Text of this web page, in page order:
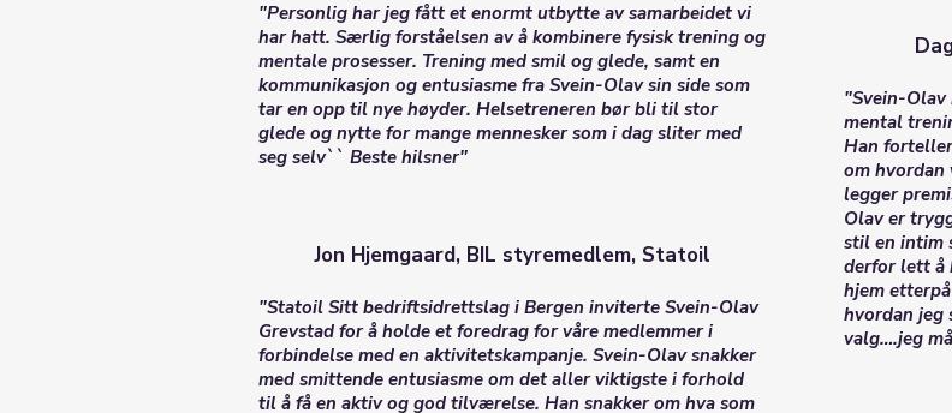
"Personlig har jeg fått et enormt utbytte av samarbeidet vi
har hatt. Særlig forståelsen av å kombinere fysisk trening og
mentale prosesser. Trening med smil og glede, samt en
kommunikasjon og entusiasme fra Svein-Olav sin side som
tar en opp til nye høyder. Helsetreneren bør bli til stor
glede og nytte for mange mennesker som i dag sliter med
seg selv`` Beste hilsner"
Jon Hjemgaard, BIL styremedlem, Statoil
"Statoil Sitt bedriftsidrettslag i Bergen inviterte Svein-Olav
Grevstad for å holde et foredrag for våre medlemmer i
forbindelse med en aktivitetskampanje. Svein-Olav snakker
med smittende entusiasme om det aller viktigste i forhold
til å få en aktiv og god tilværelse. Han snakker om hva som
"Svein-Olav
mental
Han
om hvordan
legger
Olav er
stil en intim
derfor lett å
hjem
hvordan jeg
valg….jeg